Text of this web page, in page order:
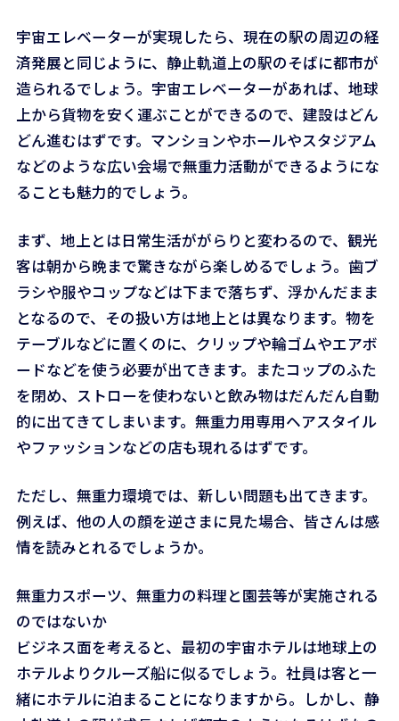
宇宙エレベーターが実現したら、現在の駅の周辺の経
済発展と同じように、静止軌道上の駅のそばに都市が
造られるでしょう。宇宙エレベーターがあれば、地球
上から貨物を安く運ぶことができるので、建設はどん
どん進むはずです。マンションやホールやスタジアム
などのような広い会場で無重力活動ができるようにな
ることも魅力的でしょう。
まず、地上とは日常生活ががらりと変わるので、観光
客は朝から晩まで驚きながら楽しめるでしょう。歯ブ
ラシや服やコップなどは下まで落ちず、浮かんだまま
となるので、その扱い方は地上とは異なります。物を
テーブルなどに置くのに、クリップや輪ゴムやエアボ
ードなどを使う必要が出てきます。またコップのふた
を閉め、ストローを使わないと飲み物はだんだん自動
的に出てきてしまいます。無重力用専用ヘアスタイル
やファッションなどの店も現れるはずです。
ただし、無重力環境では、新しい問題も出てきます。
例えば、他の人の顔を逆さまに見た場合、皆さんは感
情を読みとれるでしょうか。
無重力スポーツ、無重力の料理と園芸等が実施される
のではないか
ビジネス面を考えると、最初の宇宙ホテルは地球上の
ホテルよりクルーズ船に似るでしょう。社員は客と一
緒にホテルに泊まることになりますから。しかし、静